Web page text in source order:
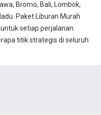
Bromo, Bali, Lombok,
Paket Liburan Murah
setiap perjalanan.
titik strategis di seluruh